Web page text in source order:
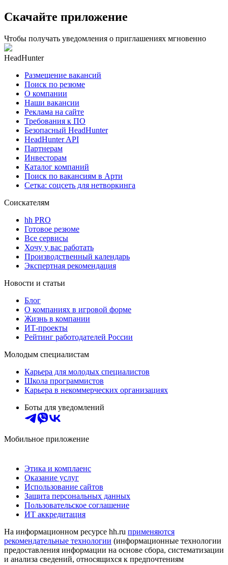
Скачайте приложение
Чтобы получать уведомления о приглашениях мгновенно
HeadHunter
Размещение вакансий
Поиск по резюме
О компании
Наши вакансии
Реклама на сайте
Требования к ПО
Безопасный HeadHunter
HeadHunter API
Партнерам
Инвесторам
Каталог компаний
Поиск по вакансиям в Арти
Сетка: соцсеть для нетворкинга
Соискателям
hh PRO
Готовое резюме
Все сервисы
Хочу у вас работать
Производственный календарь
Экспертная рекомендация
Новости и статьи
Блог
О компаниях в игровой форме
Жизнь в компании
ИТ-проекты
Рейтинг работодателей России
Молодым специалистам
Карьера для молодых специалистов
Школа программистов
Карьера в некоммерческих организациях
Боты для уведомлений
Мобильное приложение
Этика и комплаенс
Оказание услуг
Использование сайтов
Защита персональных данных
Пользовательское соглашение
ИТ аккредитация
На информационном ресурсе hh.ru применяются
рекомендательные технологии (информационные технологии
предоставления информации на основе сбора, систематизации
и анализа сведений, относящихся к предпочтениям